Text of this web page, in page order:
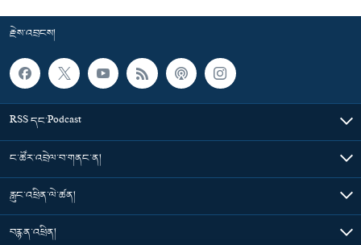
རྗེས་འབྲངས།
RSS དང་Podcast
ང་ཚོར་འབྲེལ་བ་གནང་ན།
རླུང་འཕྲིན་ལེ་ཚན།
བརྙན་འཕྲིན།